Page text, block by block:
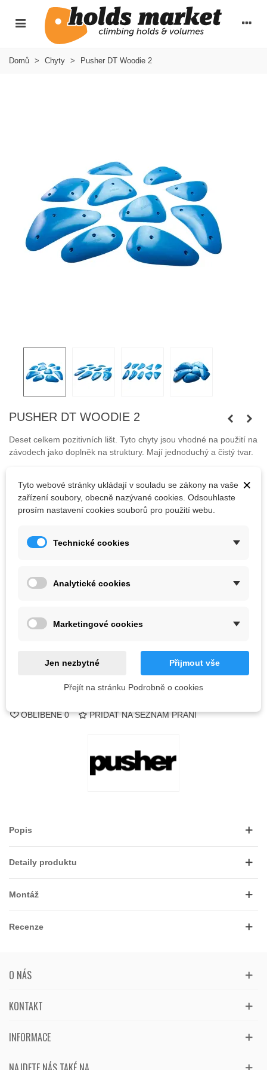
Domů > Chyty > Pusher DT Woodie 2
PUSHER DT WOODIE 2
Deset celkem pozitivních lišt. Tyto chyty jsou vhodné na použití na
závodech jako doplněk na struktury. Mají jednoduchý a čistý tvar.
Šrouby nejsou součástí balení.
5 626,50 Kč (s DPH)
QR kód
Informujte mě, až bude k dispozici
OBLÍBENÉ 0 PŘIDAT NA SEZNAM PŘÁNÍ
Popis
Detaily produktu
Montáž
Recenze
O NÁS
KONTAKT
INFORMACE
×
Tyto webové stránky ukládají v souladu se zákony na vaše
zařízení soubory, obecně nazývané cookies. Odsouhlaste
prosím nastavení cookies souborů pro použití webu.
Technické cookies
Analytické cookies
Marketingové cookies
Jen nezbytné Přijmout vše
Přejít na stránku Podrobně o cookies